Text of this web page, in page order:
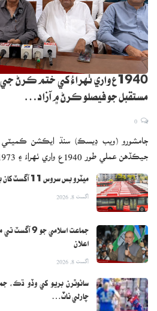
1940ع واري ٺهراءُ کي ختم
مستقبل جو فيصلو ڪرڻ ۾ آزاد…
ڄامشورو (ويب ڊيسڪ) سنڌ ايڪشن ڪميٽي
جيڪڏهن عملي طور 1940ع واري ٺهراءُ ۽ 1973ع جي آئين کي…
ميٽرو بس سروس 11 آگسٽ کان بند ڪرڻ جو اعلان
اگست 8, 2026
جماعت
اعلان
اگست 8, 2026
سائوٿرن بريو کي وڏو ڌڪ،
چارلي ناٽ…